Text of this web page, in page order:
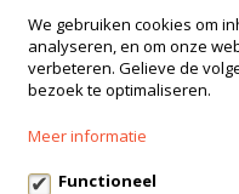
Immo Bosmans
Klokstraat 25 / 21
3600 Genk
info@immo-
We gebruiken cookies om
analyseren, en om onze
verbeteren. Gelieve de
bezoek te optimaliseren.
Meer informatie
Functioneel